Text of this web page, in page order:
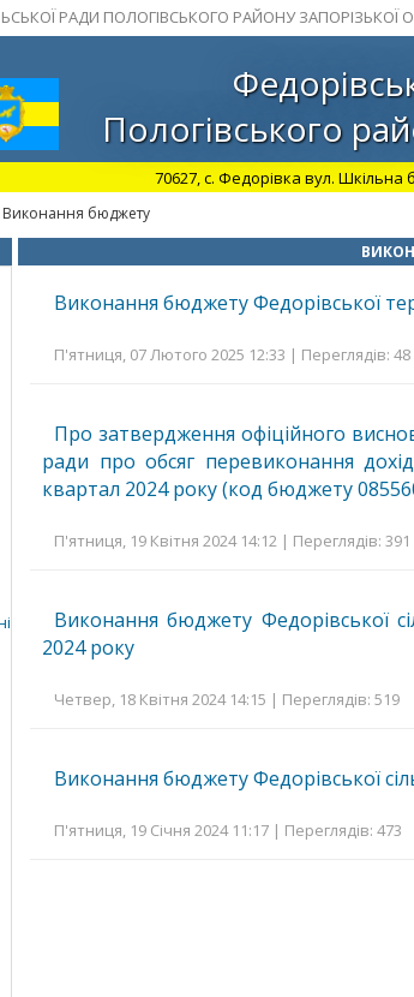
РАДИ ПОЛОГІВСЬКОГО РАЙОНУ ЗАПОРІЗЬКОЇ
Пологівського
70627, с. Федорівка вул. Шкільна
Виконання бюджету
Виконання бюджету Федорівської
П'ятниця, 07 Лютого 2025 12:33 | Переглядів: 48
Про затвердження офіційного
ради про обсяг перевиконання
квартал 2024 року (код бюджету
П'ятниця, 19 Квітня 2024 14:12 | Переглядів: 391
Виконання бюджету Федорівської
2024 року
Четвер, 18 Квітня 2024 14:15 | Переглядів: 519
Виконання бюджету Федорівської
П'ятниця, 19 Січня 2024 11:17 | Переглядів: 473